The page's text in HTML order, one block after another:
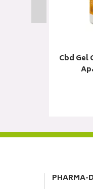
Cbd Gel
PHARMA-